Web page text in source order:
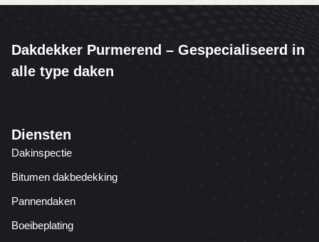
Dakdekker Purmerend – Gespecialiseerd in
alle type daken
Diensten
Dakinspectie
Bitumen dakbedekking
Pannendaken
Boeibeplating